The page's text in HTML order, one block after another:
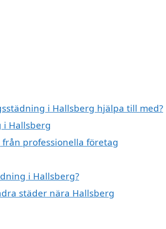
i Hallsberg hjälpa till med?
Hallsberg
professionella företag
i Hallsberg?
städer nära Hallsberg